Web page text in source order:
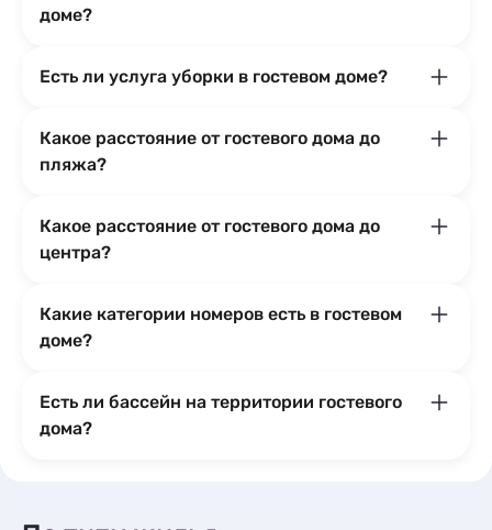
доме?
Есть ли услуга уборки в гостевом доме?
Какое расстояние от гостевого дома до
пляжа?
Какое расстояние от гостевого дома до
центра?
Какие категории номеров есть в гостевом
доме?
Есть ли бассейн на территории гостевого
дома?